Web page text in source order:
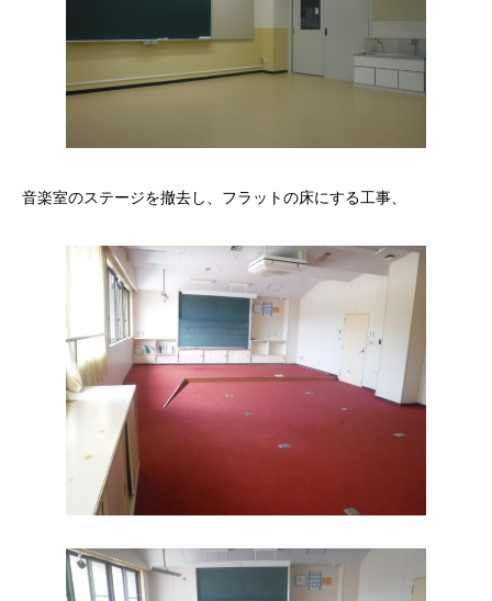
音楽室のステージを撤去し、フラットの床にする工事、